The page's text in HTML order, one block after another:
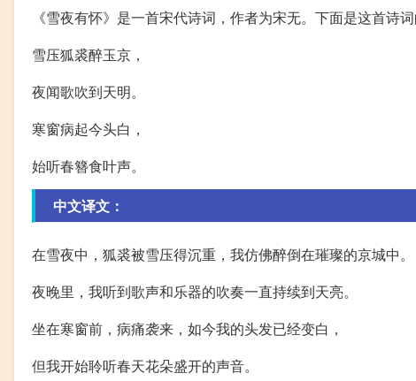
《雪夜有怀》是一首宋代诗词，作者为宋无。下面是这首诗
雪压狐裘醉玉京，
夜闻歌吹到天明。
寒窗病起今头白，
始听春簪食叶声。
中文译文：
在雪夜中，狐裘被雪压得沉重，我仿佛醉倒在璀璨的京城中。
夜晚里，我听到歌声和乐器的吹奏一直持续到天亮。
坐在寒窗前，病痛袭来，如今我的头发已经变白，
但我开始聆听春天花朵盛开的声音。